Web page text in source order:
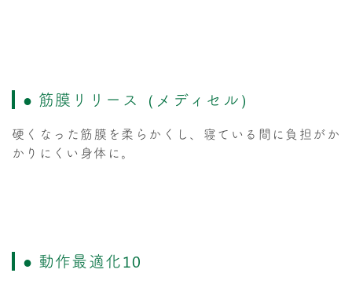
● 筋膜リリース（メディセル）
硬くなった筋膜を柔らかくし、寝ている間に負担がか
かりにくい身体に。
● 動作最適化10